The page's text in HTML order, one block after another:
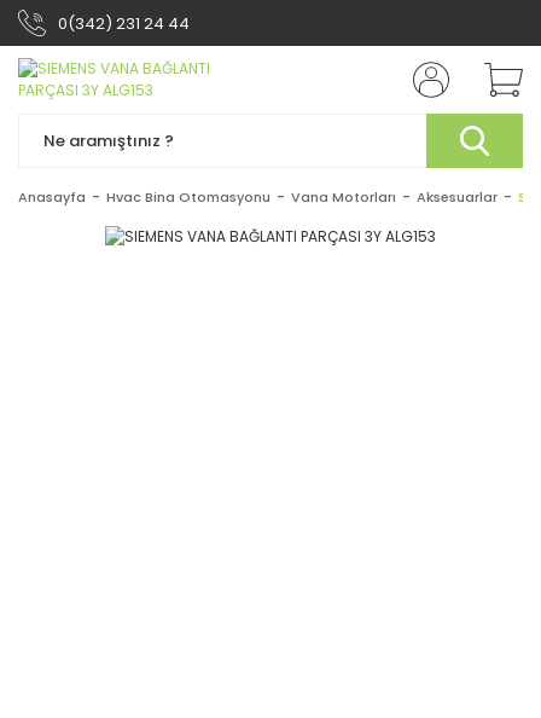
0(342) 231 24 44
Anasayfa Hvac Bina Otomasyonu Vana Motorları Aksesuarlar